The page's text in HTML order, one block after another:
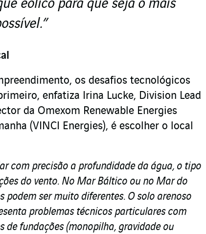
eólico para que seja o mais
os desafios tecnológicos
enfatiza Irina Lucke, Division Lead
da Omexom Renewable Energies
(VINCI Energies), é escolher o local
com precisão a profundidade da água, o tipo
do vento. No Mar Báltico ou no Mar do
podem ser muito diferentes. O solo arenoso
problemas técnicos particulares com
de fundações (monopilha, gravidade ou